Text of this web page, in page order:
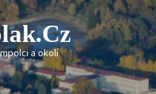
a okolí